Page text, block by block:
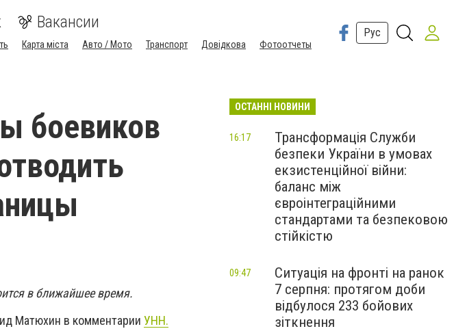
Вакансии
Карта міста Авто / Мото Транспорт Довідкова Фотоотчеты
Рус
боевиков
в ближайшее время.
Матюхин в комментарии УНН.
ОСТАННІ НОВИНИ
Трансформація Служби
безпеки України в умовах
екзистенційної війни:
баланс між
євроінтеграційними
стандартами та безпековою
стійкістю
16:17
Ситуація на фронті на ранок
7 серпня: протягом доби
відбулося 233 бойових
зіткнення
09:47